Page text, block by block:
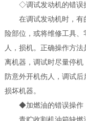
◇调试发动机的错误
在调试发动机时，有
险部位，或将维修工具
人，损机。正确操作方
离机器，调试时尽量停
防意外开机伤人，调试
损坏机器。
◆加燃油的错误操作